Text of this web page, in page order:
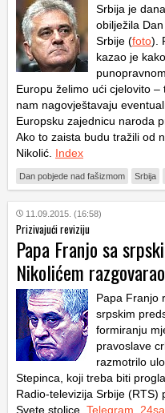
Srbija je
obilježila
Srbije (foto).
kazao je
Europu želimo ući cjelovito
nam nagovještavaju
Europsku zajednicu naroda
Ako to zaista budu tražili od
Nikolić. Index
Dan pobjede nad fašizmom Srbija
11.09.2015. (16:58)
Prizivajući reviziju
Papa Franjo sa
Nikolićem
Papa Franjo
srpskim
formiranju
pravoslave
razmotrilo
Stepinca, koji treba biti
Radio-televizija Srbije (RTS)
Svete stolice. Telegram